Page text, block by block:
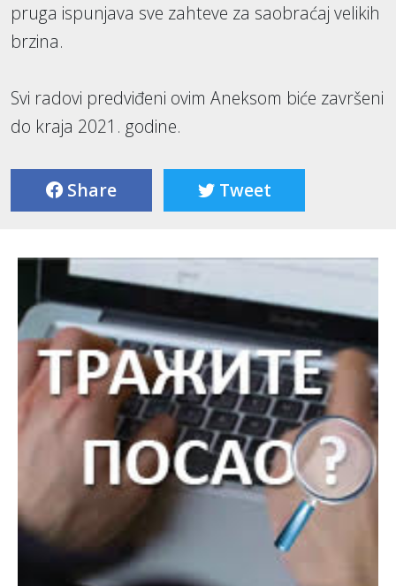
pruga ispunjava sve zahteve za saobraćaj velikih
brzina.
Svi radovi predviđeni ovim Aneksom biće završeni
do kraja 2021. godine.
Share Tweet